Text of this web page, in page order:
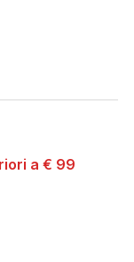
a € 99